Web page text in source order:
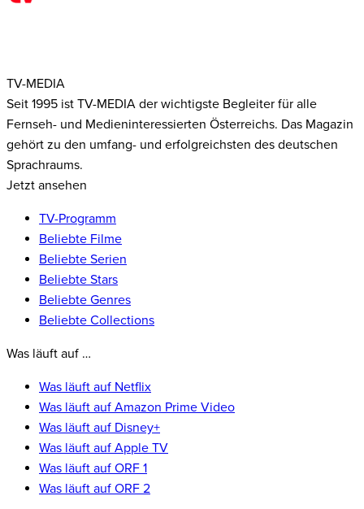
TV-MEDIA
Seit 1995 ist TV-MEDIA der wichtigste Begleiter für alle
Fernseh- und Medieninteressierten Österreichs. Das Magazin
gehört zu den umfang- und erfolgreichsten des deutschen
Sprachraums.
Jetzt ansehen
TV-Programm
Beliebte Filme
Beliebte Serien
Beliebte Stars
Beliebte Genres
Beliebte Collections
Was läuft auf …
Was läuft auf Netflix
Was läuft auf Amazon Prime Video
Was läuft auf Disney+
Was läuft auf Apple TV
Was läuft auf ORF 1
Was läuft auf ORF 2